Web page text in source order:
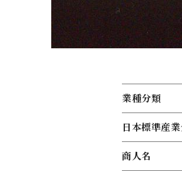
業種分類
日本標準産
商人名